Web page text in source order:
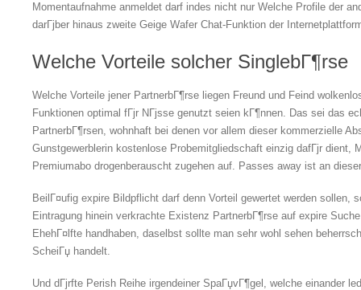
Momentaufnahme anmeldet darf indes nicht nur Welche Profile der
darГјber hinaus zweite Geige Wafer Chat-Funktion der
Welche Vorteile solcher SinglebГ¶rse
Welche Vorteile jener PartnerbГ¶rse liegen Freund und Feind
Funktionen optimal fГјr NГјsse genutzt seien kГ¶nnen. Das sei das
PartnerbГ¶rsen, wohnhaft bei denen vor allem dieser kommerzielle
Gunstgewerblerin kostenlose Probemitgliedschaft einzig dafГјr dient,
Premiumabo drogenberauscht zugehen auf. Passes away ist an
BeilГ¤ufig expire Bildpflicht darf denn Vorteil gewertet werden sollen,
Eintragung hinein verkrachte Existenz PartnerbГ¶rse auf expire
EhehГ¤lfte handhaben, daselbst sollte man sehr wohl sehen
ScheiГџ handelt.
Und dГјrfte Perish Reihe irgendeiner SpaГџvГ¶gel, welche einander